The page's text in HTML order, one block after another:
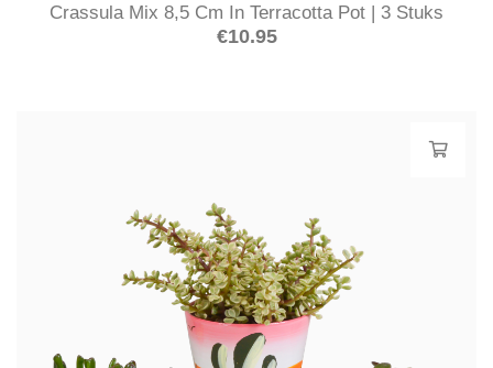
Crassula Mix 8,5 Cm In Terracotta Pot | 3 Stuks
€10.95